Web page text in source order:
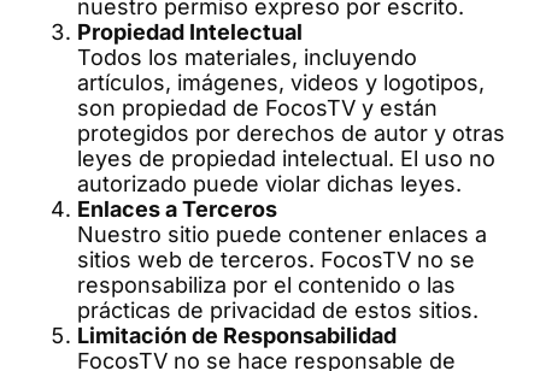
nuestro permiso expreso por escrito.
Propiedad Intelectual
Todos los materiales, incluyendo
artículos, imágenes, videos y logotipos,
son propiedad de FocosTV y están
protegidos por derechos de autor y otras
leyes de propiedad intelectual. El uso no
autorizado puede violar dichas leyes.
Enlaces a Terceros
Nuestro sitio puede contener enlaces a
sitios web de terceros. FocosTV no se
responsabiliza por el contenido o las
prácticas de privacidad de estos sitios.
Limitación de Responsabilidad
FocosTV no se hace responsable de